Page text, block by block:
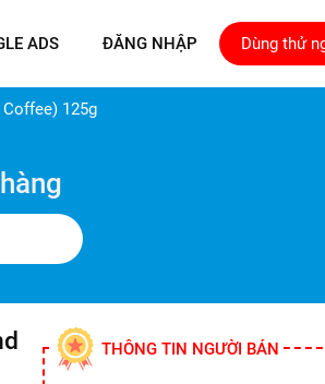
ADS ĐĂNG NHẬP Dùng thử
Coffee) 125g
THÔNG TIN NGƯỜI BÁN